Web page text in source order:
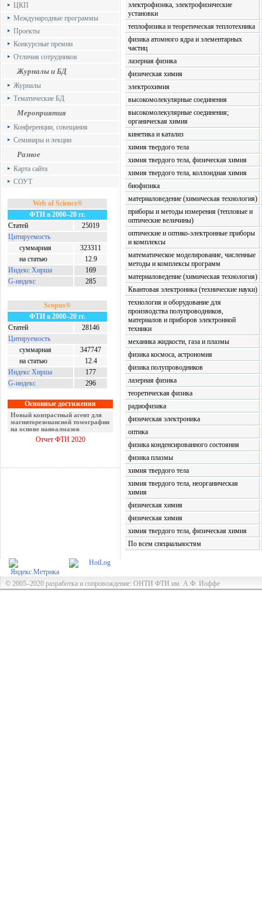
ЦКП
Международные программы
Проекты
Конкурсные премии
Отличия сотрудников
Журналы и БД
Журналы
Тематические БД
Мероприятия
Конференции, совещания
Семинары и лекции
Разное
Карта сайта
СОУТ
Web of Science®
ФТИ в 2000–20 гг.
Статей
25019
Цитируемость
суммарная
323311
на статью
12.9
Индекс Хирша
169
G-индекс
285
Scopus®
ФТИ в 2000–20 гг.
Статей
28146
Цитируемость
суммарная
347747
на статью
12.4
Индекс Хирша
177
G-индекс
296
Основные достижения
Новый контрастный агент для
магниторезонансной томографии
на основе наноалмазов
Отчет ФТИ 2020
электрофизика, электрофизические
установки
теплофизика и теоретическая теплотехника
физика атомного ядра и элементарных
частиц
лазерная физика
физическая химия
электрохимия
высокомолекулярные соединения
высокомолекулярные соединения;
органическая химия
кинетика и катализ
химия твердого тела
химия твердого тела, физическая химия
химия твердого тела, коллоидная химия
биофизика
материаловедение (химическая технология)
приборы и методы измерения (тепловые и
оптические величины)
оптические и оптико-электронные приборы
и комплексы
математическое моделирование, численные
методы и комплексы программ
материаловедение (химическая технология)
Квантовая электроника (технические науки)
технология и оборудование для
производства полупроводников,
материалов и приборов электронной
техники
механика жидкости, газа и плазмы
физика космоса, астрономия
физика полупроводников
лазерная физика
теоретическая физика
радиофизика
физическая электроника
оптика
физика конденсированного состояния
физика плазмы
химия твердого тела
химия твердого тела, неорганическая
химия
физическая химия
физическая химия
химия твердого тела, физическая химия
По всем специальностям
© 2005–2020 разработка и сопровождение: ОНТИ ФТИ им. А.Ф. Иоффе